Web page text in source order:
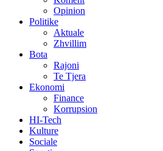
Opinion
Politike
Aktuale
Zhvillim
Bota
Rajoni
Te Tjera
Ekonomi
Finance
Korrupsion
HI-Tech
Kulture
Sociale